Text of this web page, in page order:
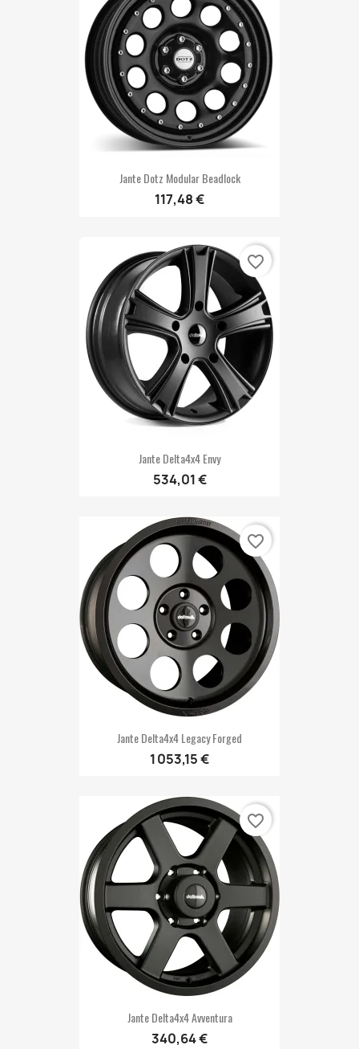
Jante Dotz Modular Beadlock
117,48 €
Jante Delta4x4 Envy
534,01 €
favorite_border
Jante Delta4x4 Legacy Forged
1 053,15 €
favorite_border
Jante Delta4x4 Avventura
340,64 €
favorite_border